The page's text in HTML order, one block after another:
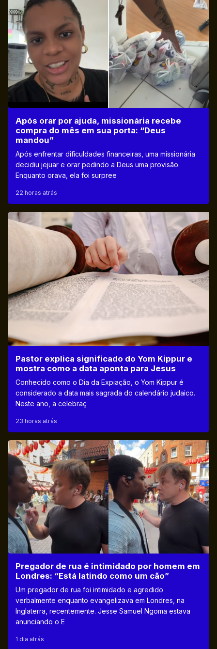
Após orar por ajuda, missionária recebe
compra do mês em sua porta: “Deus
mandou”
Após enfrentar dificuldades financeiras, uma missionária
decidiu jejuar e orar pedindo a Deus uma provisão.
Enquanto orava, ela foi surpree
22 horas atrás
Pastor explica significado do Yom Kippur e
mostra como a data aponta para Jesus
Conhecido como o Dia da Expiação, o Yom Kippur é
considerado a data mais sagrada do calendário judaico.
Neste ano, a celebraç
23 horas atrás
Pregador de rua é intimidado por homem em
Londres: “Está latindo como um cão”
Um pregador de rua foi intimidado e agredido
verbalmente enquanto evangelizava em Londres, na
Inglaterra, recentemente. Jesse Samuel Ngoma estava
anunciando o E
1 dia atrás